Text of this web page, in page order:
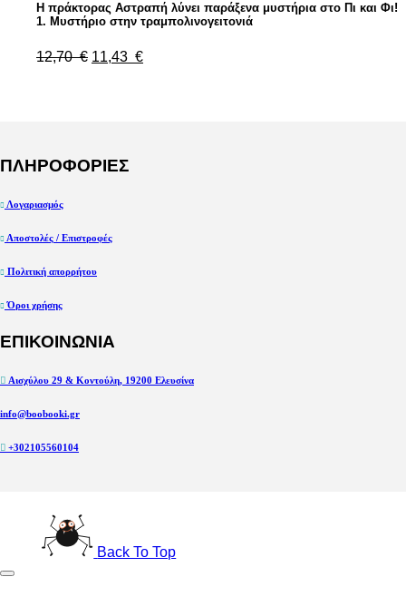
Η πράκτορας Αστραπή λύνει παράξενα μυστήρια στο Πι και Φι!
1. Μυστήριο στην τραμπολινογειτονιά
12,70 € Original
11,43 €Η
ΠΛΗΡΟΦΟΡΙΕΣ
Λογαριασμός
Αποστολές / Επιστροφές
Πολιτική απορρήτου
Όροι χρήσης
ΕΠΙΚΟΙΝΩΝΙΑ
Αισχύλου 29 & Κοντούλη, 19200 Ελευσίνα
info@boobooki.gr
+302105560104
Back To Top